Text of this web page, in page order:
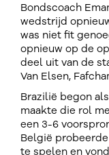
Bondscoach
wedstrijd
was niet fit
opnieuw op de
deel uit van de
Van Elsen,
Brazilië begon
maakte die rol
een 3-6
België
te spelen en